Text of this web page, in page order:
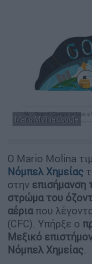
Mario Molina doodle
Ο Mario Molina
Νόμπελ Χημείας
στην επισήμανση
στρώμα του
αέριαπου
(CFC). Υπήρξε ο
Μεξικό
Νόμπελ Χημείας.